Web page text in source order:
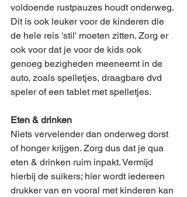
voldoende rustpauzes houdt onderweg.
Dit is ook leuker voor de kinderen die
de hele reis 'stil' moeten zitten. Zorg er
ook voor dat je voor de kids ook
genoeg bezigheden meeneemt in de
auto, zoals spelletjes, draagbare dvd
speler of een tablet met spelletjes.
Eten & drinken
Niets vervelender dan onderweg dorst
of honger krijgen. Zorg dus dat je qua
eten & drinken ruim inpakt. Vermijd
hierbij de suikers; hier wordt iedereen
drukker van en vooral met kinderen kan